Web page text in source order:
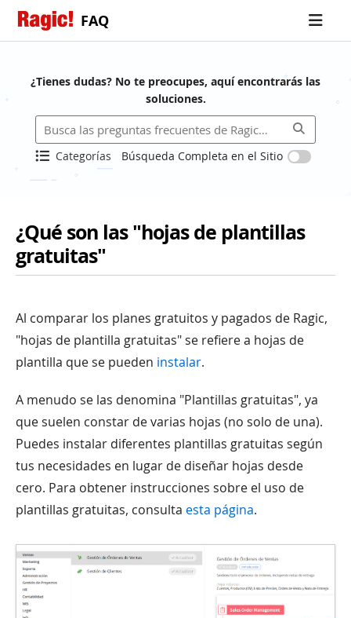
FAQ
¿Tienes dudas? No te preocupes, aquí encontrarás las
soluciones.
Categorías Búsqueda Completa en el Sitio
¿Qué son las "hojas de plantillas
gratuitas"
Al comparar los planes gratuitos y pagados de Ragic,
"hojas de plantilla gratuitas" se refiere a hojas de
plantilla que se pueden instalar.
A menudo se las denomina "Plantillas gratuitas", ya
que suelen constar de varias hojas (no solo de una).
Puedes instalar diferentes plantillas gratuitas según
tus necesidades en lugar de diseñar hojas desde
cero. Para obtener instrucciones sobre el uso de
plantillas gratuitas, consulta esta página.